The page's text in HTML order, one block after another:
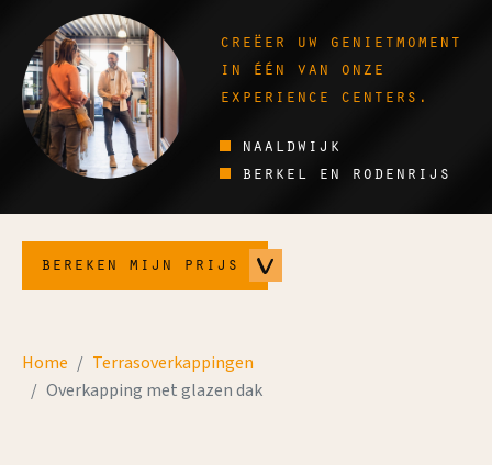
creëer uw genietmoment
in één van onze
experience centers.
naaldwijk
berkel en rodenrijs
bereken mijn prijs
Home
Terrasoverkappingen
Overkapping met glazen dak